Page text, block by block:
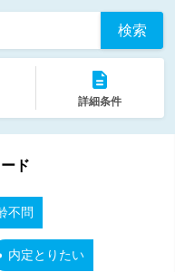
検索
詳細条件
ド
不問
内定とりたい